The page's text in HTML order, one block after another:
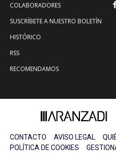
COLABORADORES
SUSCRÍBETE A NUESTRO BOLETÍN
HISTÓRICO
RSS
RECOMENDAMOS
CONTACTO AVISO LEGAL
POLÍTICA DE COOKIES